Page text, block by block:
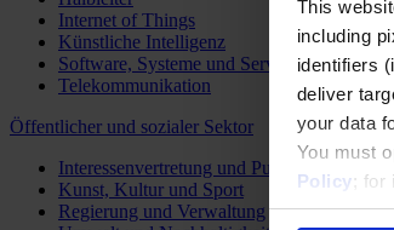
This
including
identifiers
deliver
your data
You must
Policy; for
Internet of Things
Künstliche Intelligenz
Software, Systeme und Services
Telekommunikation
Öffentlicher und sozialer Sektor
Interessenvertretung und Public Affairs
Kunst, Kultur und Sport
Regierung und Verwaltung